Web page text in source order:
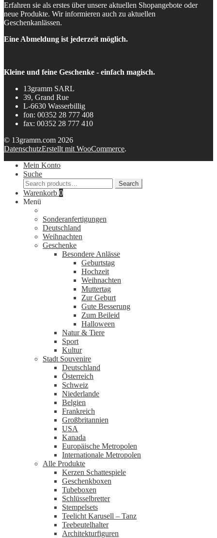
Erfahren sie als erstes über unsere aktuellen Shopangebote oder
neue Produkte. Wir informieren auch zu aktuellen
Geschenkanlässen.
Eine Abmeldung ist jederzeit möglich.
Kleine und feine Geschenke - einfach magisch.
13gramm SARL
39, Grand Rue
L-6630 Wasserbillig
fon: 00352 28 777 408
fax: 00352 28 777 410
© 13gramm.com 2026
DatenschutzErstellt mit WooCommerce.
Mein Konto
Suche
Search
for:
Search
Warenkorb 0
Menü
Sonderanfertigungen
Deutschland
Weihnachten
Geschenke
Besondere Anlässe
Geburtstag
Hochzeit
Weihnachten
Muttertag
Zur Geburt
Gute Besserung
Zum Beileid
Halloween
Natur & Tiere
Sport
Kultur
Stadt Souvenire
Deutschland
Österreich
Schweiz
Niederlande
Belgien
Frankreich
Großbritannien
USA
Kanada
Europäische Metropolen
Internationale Metropolen
Alle Produkte
Kerzen Schattespiele
Geschenkboxen
Tubeboxen
Schlüsselbretter
Stempelsets
Teelicht Karusell – Tanz
Teebeutelhalter
Architekturfiguren